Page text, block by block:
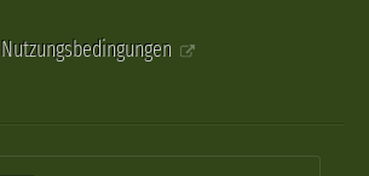
Nutzungsbedingungen